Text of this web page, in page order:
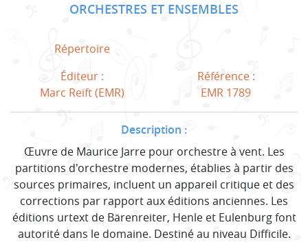
ORCHESTRES ET ENSEMBLES
Répertoire
Éditeur :
Marc Reift (EMR)
Référence :
EMR 1789
Description :
Œuvre de Maurice Jarre pour orchestre à vent. Les
partitions d'orchestre modernes, établies à partir des
sources primaires, incluent un appareil critique et des
corrections par rapport aux éditions anciennes. Les
éditions urtext de Bärenreiter, Henle et Eulenburg font
autorité dans le domaine. Destiné au niveau Difficile.